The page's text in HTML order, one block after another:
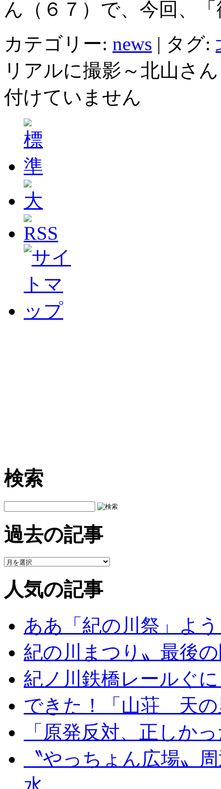
ん（６７）で、今回、
カテゴリー: news | タグ:
リアルに撮影～北山さ
付けていません
検索
過去の記事
人気の記事
ああ「紀の川祭」よ
紀の川まつり〟最後
紀ノ川鉄橋レールぐ
できた！「山荘 天の
「原発反対、正しか
〝やっちょん広場〟